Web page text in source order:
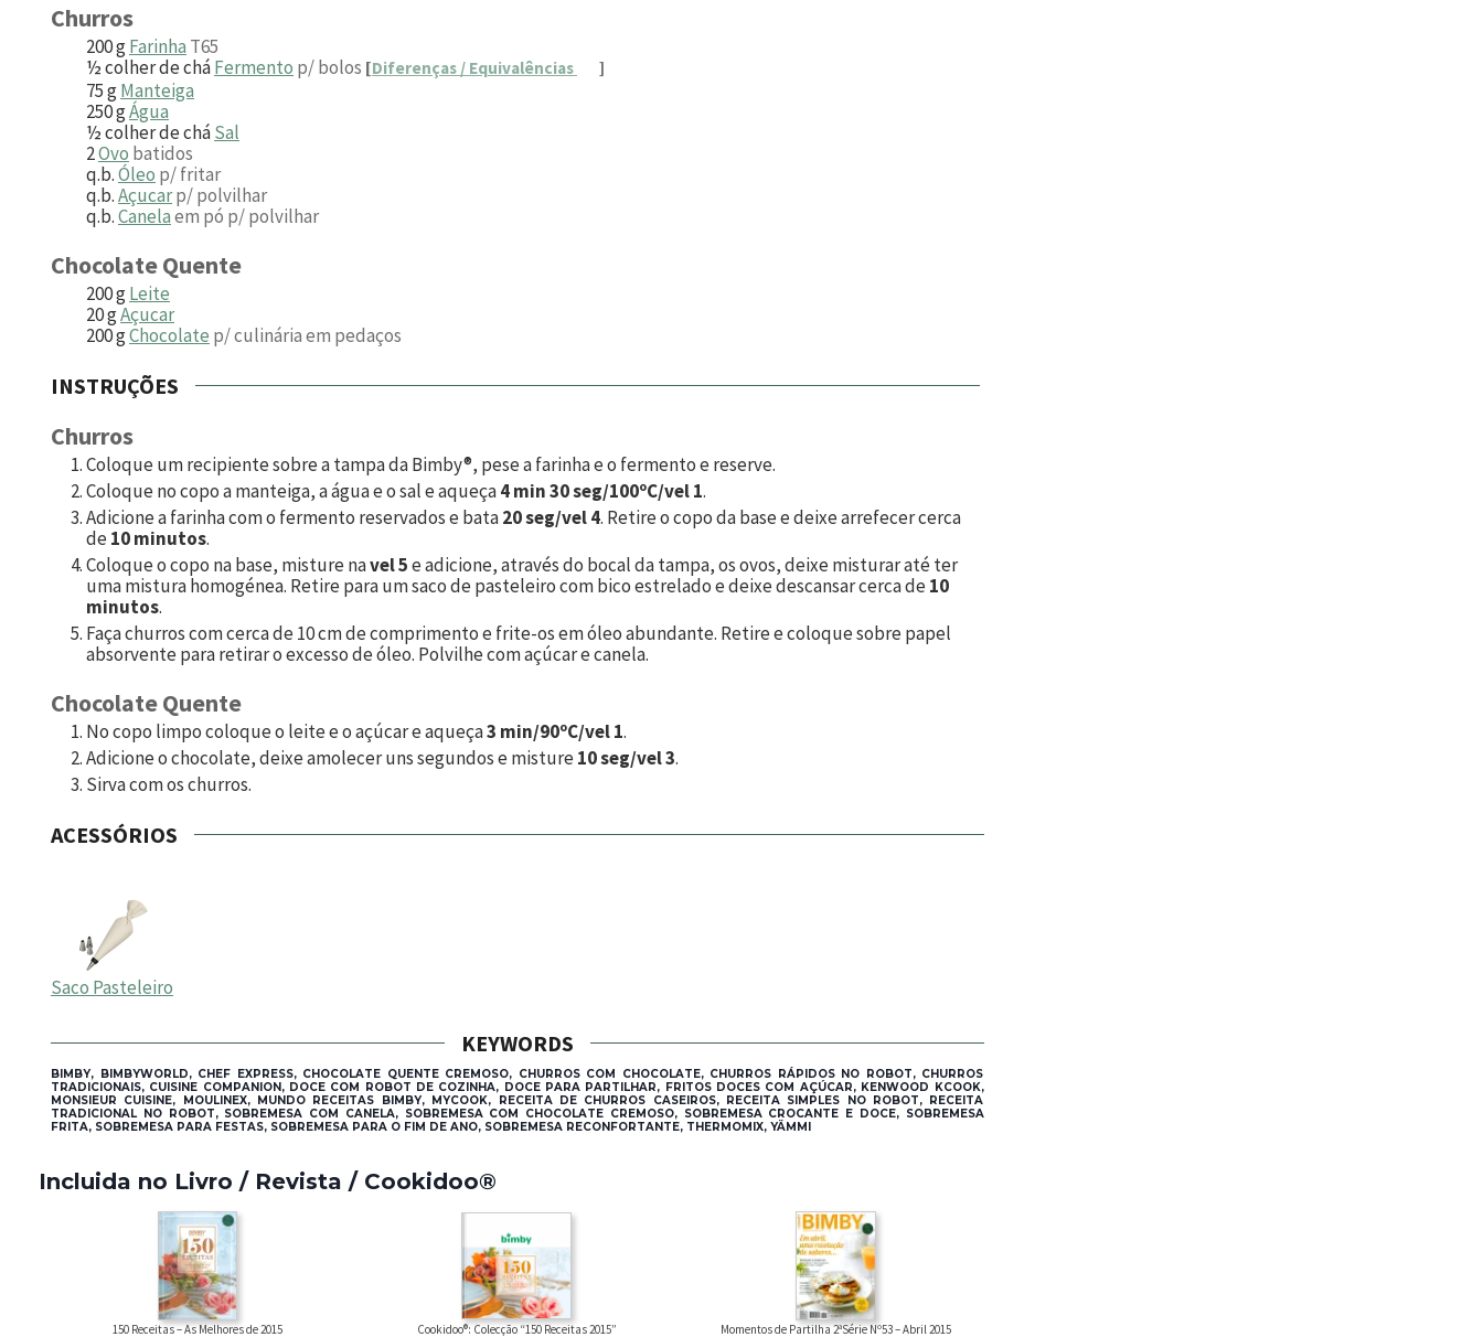
Churros
200gFarinha T65
½colher de cháFermento p/ bolos [Diferenças / Equivalências ]
75gManteiga
250gÁgua
½colher de cháSal
2Ovo batidos
q.b.Óleo p/ fritar
q.b.Açucarp/ polvilhar
q.b.Canelaem pó p/ polvilhar
Chocolate Quente
200gLeite
20gAçucar
200gChocolate p/ culinária em pedaços
INSTRUÇÕES
Churros
Coloque um recipiente sobre a tampa da Bimby®, pese a farinha e o fermento e reserve.
Coloque no copo a manteiga, a água e o sal e aqueça4 min 30 seg/100ºC/vel 1.
Adicione a farinha com o fermento reservados e bata20 seg/vel 4. Retire o copo da base e deixe arrefecer cerca
de10 minutos.
Coloque o copo na base, misture navel 5e adicione, através do bocal da tampa, os ovos, deixe misturar até ter
uma mistura homogénea. Retire para um saco de pasteleiro com bico estrelado e deixe descansar cerca de10
minutos.
Faça churros com cerca de 10 cm de comprimento e frite-os em óleo abundante. Retire e coloque sobre papel
absorvente para retirar o excesso de óleo. Polvilhe com açúcar e canela.
Chocolate Quente
No copo limpo coloque o leite e o açúcar e aqueça3 min/90ºC/vel 1.
Adicione o chocolate, deixe amolecer uns segundos e misture10 seg/vel 3.
Sirva com os churros.
ACESSÓRIOS
Saco Pasteleiro
KEYWORDS
BIMBY, BIMBYWORLD, CHEF EXPRESS, CHOCOLATE QUENTE CREMOSO, CHURROS COM CHOCOLATE, CHURROS RÁPIDOS NO ROBOT, CHURROS
TRADICIONAIS, CUISINE COMPANION, DOCE COM ROBOT DE COZINHA, DOCE PARA PARTILHAR, FRITOS DOCES COM AÇÚCAR, KENWOOD KCOOK,
MONSIEUR CUISINE, MOULINEX, MUNDO RECEITAS BIMBY, MYCOOK, RECEITA DE CHURROS CASEIROS, RECEITA SIMPLES NO ROBOT, RECEITA
TRADICIONAL NO ROBOT, SOBREMESA COM CANELA, SOBREMESA COM CHOCOLATE CREMOSO, SOBREMESA CROCANTE E DOCE, SOBREMESA
FRITA, SOBREMESA PARA FESTAS, SOBREMESA PARA O FIM DE ANO, SOBREMESA RECONFORTANTE, THERMOMIX, YÄMMI
Incluida no Livro / Revista / Cookidoo®
150 Receitas – As Melhores de 2015 Cookidoo®: Colecção “150 Receitas 2015” Momentos de Partilha 2ªSérie Nº53 – Abril 2015